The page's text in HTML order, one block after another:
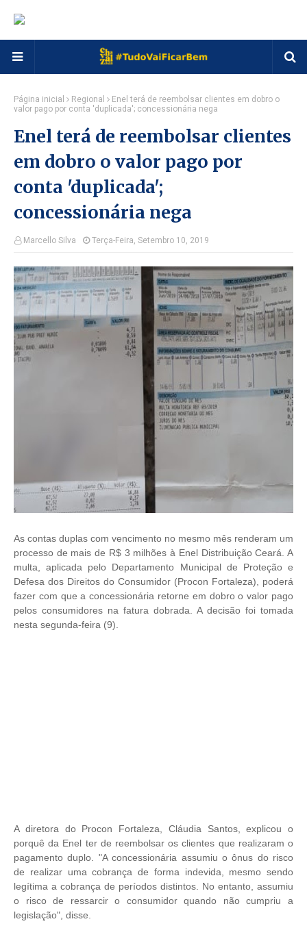
Página inicial Regional
Enel terá de reembolsar clientes em dobro o
valor pago por conta 'duplicada'; concessionária nega
Enel terá de reembolsar clientes
em dobro o valor pago por
conta 'duplicada';
concessionária nega
Marcello Silva Terça-Feira, Setembro 10, 2019
As contas duplas com vencimento no mesmo mês renderam um
processo de mais de R$ 3 milhões à Enel Distribuição Ceará. A
multa, aplicada pelo Departamento Municipal de Proteção e
Defesa dos Direitos do Consumidor (Procon Fortaleza), poderá
fazer com que a concessionária retorne em dobro o valor pago
pelos consumidores na fatura dobrada. A decisão foi tomada
nesta segunda-feira (9).
A diretora do Procon Fortaleza, Cláudia Santos, explicou o
porquê da Enel ter de reembolsar os clientes que realizaram o
pagamento duplo. "A concessionária assumiu o ônus do risco
de realizar uma cobrança de forma indevida, mesmo sendo
legítima a cobrança de períodos distintos. No entanto, assumiu
o risco de ressarcir o consumidor quando não cumpriu a
legislação", disse.